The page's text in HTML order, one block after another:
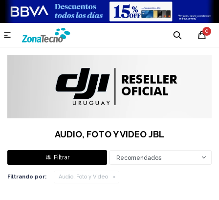
0

AUDIO, FOTO Y VIDEO JBL
Recomendados
Filtrando por: Audio, Foto y Video